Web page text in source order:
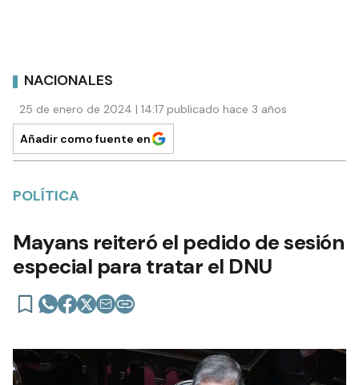
NACIONALES
25 de enero de 2024 | 14:17 publicado hace 3 años
Añadir como fuente en
POLÍTICA
Mayans reiteró el pedido de sesión
especial para tratar el DNU